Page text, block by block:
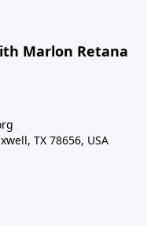
Marlon Retana
TX 78656, USA